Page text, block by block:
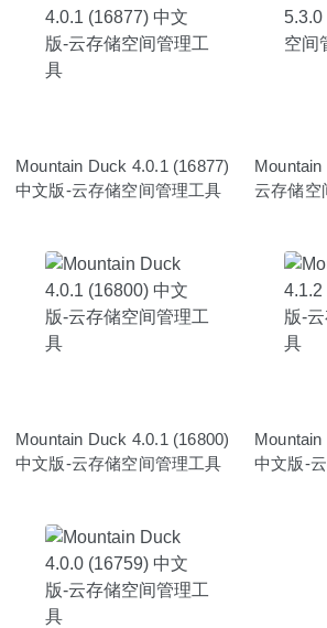
Mountain Duck 4.0.1 (16877)
中文版-云存储空间管理工具
云存储空
Mountain Duck 4.0.1 (16800)
中文版-云存储空间管理工具
中文版-